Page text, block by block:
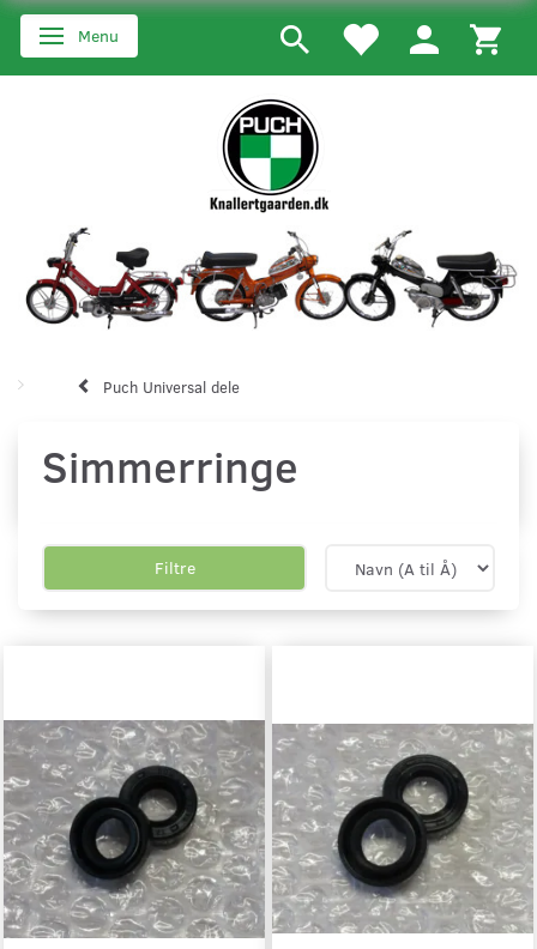
Skifte navigation
Menu
Puch Universal dele
Simmerringe
Filtre